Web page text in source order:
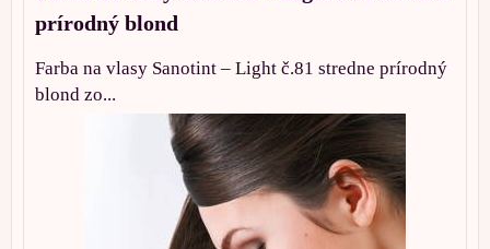
prírodný blond
Farba na vlasy Sanotint – Light č.81 stredne prírodný
blond zo...